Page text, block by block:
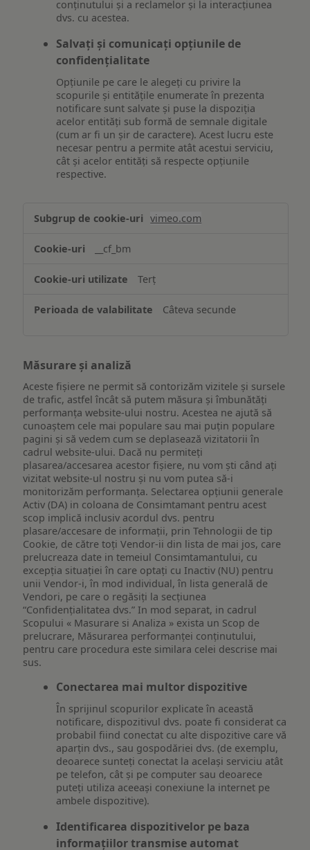
conținutului și a reclamelor și la interacțiunea
dvs. cu acestea.
Salvați și comunicați opțiunile de
confidențialitate
Opțiunile pe care le alegeți cu privire la
scopurile și entitățile enumerate în prezenta
notificare sunt salvate și puse la dispoziția
acelor entități sub formă de semnale digitale
(cum ar fi un șir de caractere). Acest lucru este
necesar pentru a permite atât acestui serviciu,
cât și acelor entități să respecte opțiunile
respective.
funcționalităților
ului
vimeo.com
__cf_bm
Terț
Câteva secunde
Măsurare și analiză
Aceste fișiere ne permit să contorizăm vizitele și sursele
de trafic, astfel încât să putem măsura și îmbunătăți
performanța website-ului nostru. Acestea ne ajută să
cunoaștem cele mai populare sau mai puțin populare
pagini și să vedem cum se deplasează vizitatorii în
cadrul website-ului. Dacă nu permiteți
plasarea/accesarea acestor fișiere, nu vom ști când ați
vizitat website-ul nostru și nu vom putea să-i
monitorizăm performanța. Selectarea opțiunii generale
Activ (DA) in coloana de Consimtamant pentru acest
scop implică inclusiv acordul dvs. pentru
plasare/accesare de informații, prin Tehnologii de tip
Cookie, de către toți Vendor-ii din lista de mai jos, care
prelucreaza date in temeiul Consimtamantului, cu
excepția situației în care optați cu Inactiv (NU) pentru
unii Vendor-i, în mod individual, în lista generală de
Vendori, pe care o regăsiți la secțiunea
“Confidențialitatea dvs.” In mod separat, in cadrul
Scopului « Masurare si Analiza » exista un Scop de
prelucrare, Măsurarea performanței conținutului,
pentru care procedura este similara celei descrise mai
sus.
Conectarea mai multor dispozitive
În sprijinul scopurilor explicate în această
notificare, dispozitivul dvs. poate fi considerat ca
probabil fiind conectat cu alte dispozitive care vă
aparțin dvs., sau gospodăriei dvs. (de exemplu,
deoarece sunteți conectat la același serviciu atât
pe telefon, cât și pe computer sau deoarece
puteți utiliza aceeași conexiune la internet pe
ambele dispozitive).
Identificarea dispozitivelor pe baza
informațiilor transmise automat